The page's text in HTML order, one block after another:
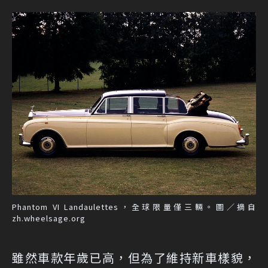
Phantom VI Landaulettes，全球限量僅三輛。圖／摘自
zh.wheelsage.org
雖然車款年歲已高，但為了維持新車樣貌，